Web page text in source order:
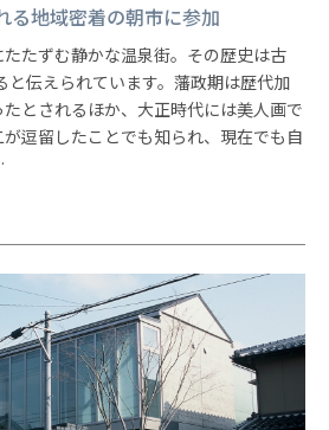
る地域密着の朝市に参加
たずむ静かな温泉街。その歴史は古
と伝えられています。藩政期は歴代加
とされるほか、大正時代には美人画で
逗留したことでも知られ、現在でも自